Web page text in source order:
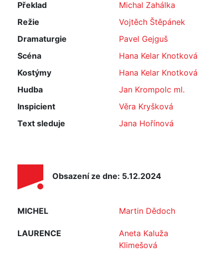
Překlad
Michal Zahálka
Režie
Vojtěch Štěpánek
Dramaturgie
Pavel Gejguš
Scéna
Hana Kelar Knotková
Kostýmy
Hana Kelar Knotková
Hudba
Jan Krompolc ml.
Inspicient
Věra Kryšková
Text sleduje
Jana Hořínová
Obsazení ze dne: 5.12.2024
MICHEL Martin Dědoch
LAURENCE
Aneta Kaluža
Klimešová